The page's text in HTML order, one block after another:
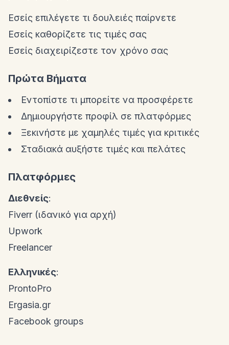
Εσείς επιλέγετε τι δουλειές παίρνετε
Εσείς καθορίζετε τις τιμές σας
Εσείς διαχειρίζεστε τον χρόνο σας
Πρώτα Βήματα
Εντοπίστε τι μπορείτε να προσφέρετε
Δημιουργήστε προφίλ σε πλατφόρμες
Ξεκινήστε με χαμηλές τιμές για κριτικές
Σταδιακά αυξήστε τιμές και πελάτες
Πλατφόρμες
Διεθνείς:
Fiverr (ιδανικό για αρχή)
Upwork
Freelancer
Ελληνικές:
ProntoPro
Ergasia.gr
Facebook groups